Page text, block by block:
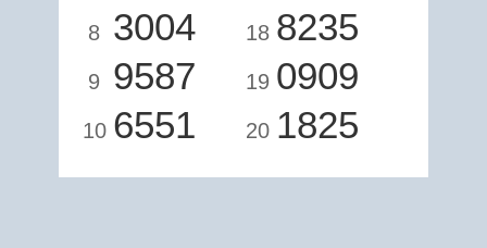
8 3004
9 9587
10 6551
18 8235
19 0909
20 1825